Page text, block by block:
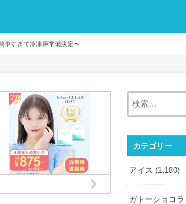
単すぎて冷凍庫常備決定〜
カテゴリー
アイス (1,180)
ガトーショコラ